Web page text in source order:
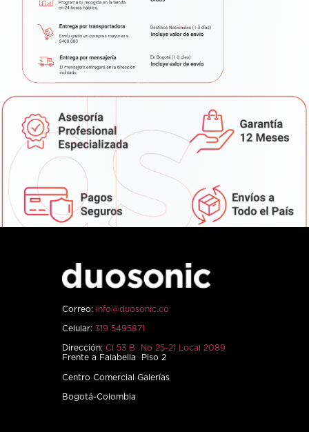
Correo: info@duosonic.co
Celular: 319 5495871
Dirección: Cl 53 B No 25-21 Local 2089
Frente a Falabella Piso 2
Centro Comercial Galerías
Bogotá-Colombia